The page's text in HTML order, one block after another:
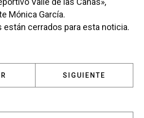
Mónica García.
están cerrados para esta noticia.
ANTERIOR: EL TORREÓN DE
ARTÍCULO
SIGUIENTE